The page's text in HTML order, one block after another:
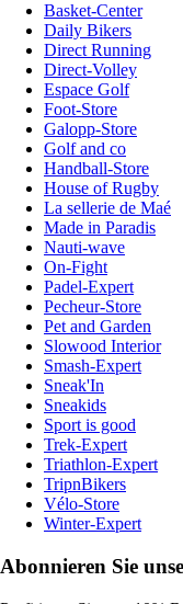
Basket-Center
Daily Bikers
Direct Running
Direct-Volley
Espace Golf
Foot-Store
Galopp-Store
Golf and co
Handball-Store
House of Rugby
La sellerie de Maé
Made in Paradis
Nauti-wave
On-Fight
Padel-Expert
Pecheur-Store
Pet and Garden
Slowood Interior
Smash-Expert
Sneak'In
Sneakids
Sport is good
Trek-Expert
Triathlon-Expert
TripnBikers
Vélo-Store
Winter-Expert
Abonnieren Sie